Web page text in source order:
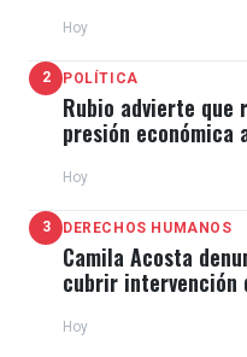
Hoy
2 POLÍTICA
Rubio advierte que
presión económica
Hoy
3 DERECHOS HUMANOS
Camila Acosta
cubrir intervención
Hoy